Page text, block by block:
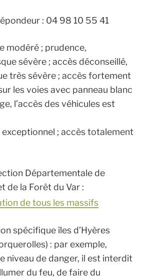
: 04 98 10 55 41
modéré ; prudence,
sévère ; accès déconseillé,
très sévère ; accès fortement
les voies avec panneau blanc
l’accès des véhicules est
exceptionnel ; accès totalement
Départementale de
de la Forêt du Var :
de tous les massifs
spécifique îles d’Hyères
: par exemple,
niveau de danger, il est interdit
du feu, de faire du